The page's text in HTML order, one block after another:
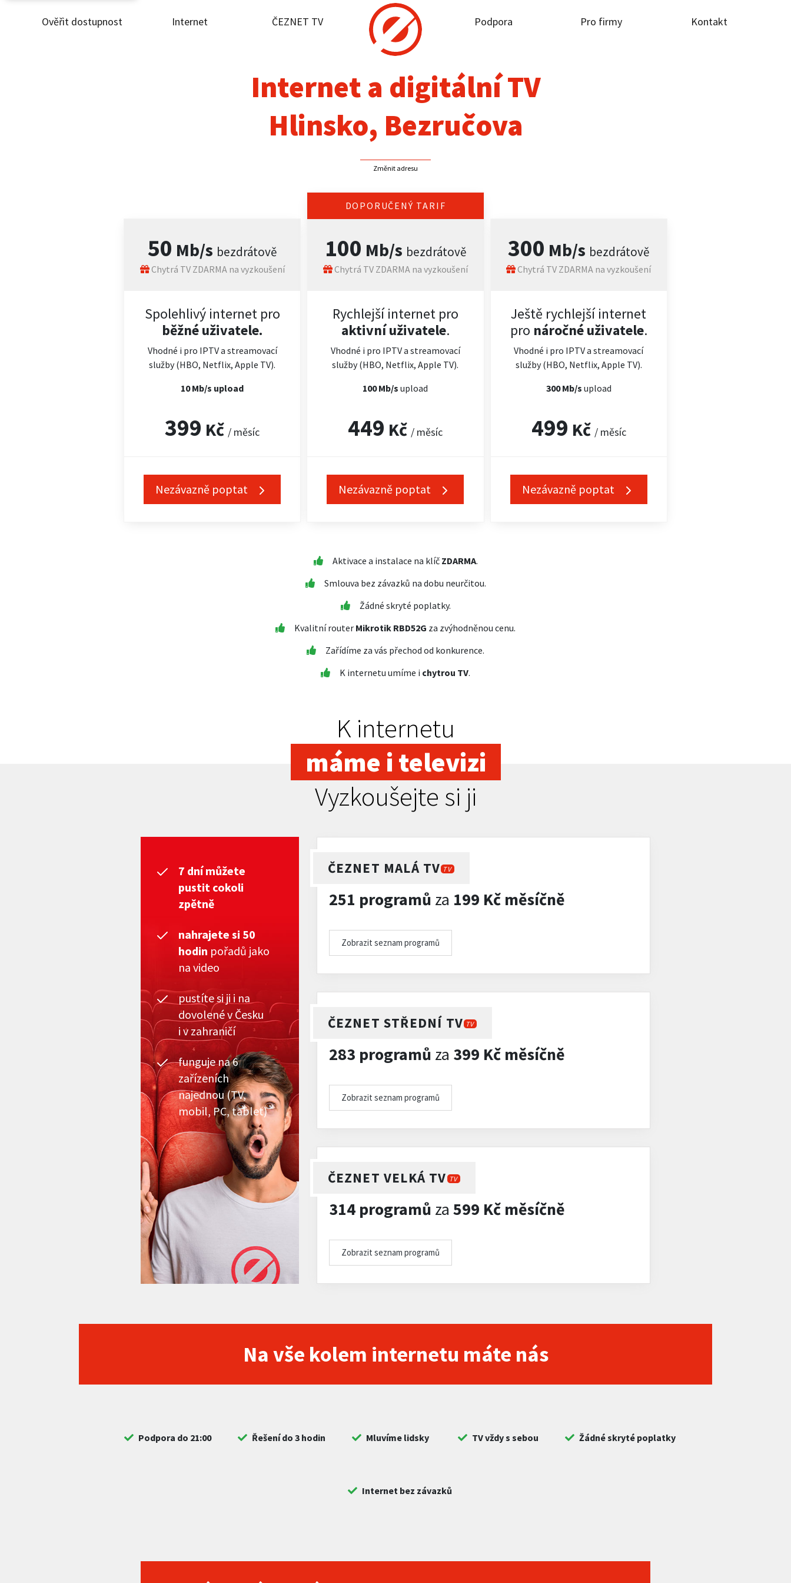
Ověřit dostupnost Internet ČEZNET TV Podpora Pro firmy Kontakt
Internet
ČEZNET TV
Internet a digitální TV
Hlinsko, Bezručova
Změnit adresu
50 Mb/s bezdrátově
Chytrá TV ZDARMA na vyzkoušení
Spolehlivý internet pro
běžné uživatele.
Vhodné i pro IPTV a streamovací
služby (HBO, Netflix, Apple TV).
10 Mb/s upload
399 Kč / měsíc
Nezávazně poptat
DOPORUČENÝ TARIF
100 Mb/s bezdrátově
Chytrá TV ZDARMA na vyzkoušení
Rychlejší internet pro
aktivní uživatele.
Vhodné i pro IPTV a streamovací
služby (HBO, Netflix, Apple TV).
100 Mb/supload
449 Kč / měsíc
Nezávazně poptat
300 Mb/s bezdrátově
Chytrá TV ZDARMA na vyzkoušení
Ještě rychlejší internet
pro náročné uživatele.
Vhodné i pro IPTV a streamovací
služby (HBO, Netflix, Apple TV).
300 Mb/s upload
499 Kč / měsíc
Nezávazně poptat
Aktivace a instalace na klíč ZDARMA.
Smlouva bez závazků na dobu neurčitou.
Žádné skryté poplatky.
Kvalitní router Mikrotik RBD52G za zvýhodněnou cenu.
Zařídíme za vás přechod od konkurence.
K internetu umíme i chytrou TV.
K internetu
máme i televizi
Vyzkoušejte si ji
7 dní můžete
pustit cokoli
zpětně
nahrajete si 50
hodin pořadů jako
na video
pustíte si ji i na
dovolené v Česku
i v zahraničí
funguje na 6
zařízeních
najednou (TV,
mobil, PC, tablet)
ČEZNET MALÁ TV TV
251 programů za 199 Kč měsíčně
Zobrazit seznam programů
ČEZNET STŘEDNÍ TV TV
283 programů za 399 Kč měsíčně
Zobrazit seznam programů
ČEZNET VELKÁ TV TV
314 programů za 599 Kč měsíčně
Zobrazit seznam programů
Na vše kolem internetu máte nás
Podpora do 21:00 Řešení do 3 hodin Mluvíme lidsky TV vždy s sebou Žádné skryté poplatky
Internet bez závazků